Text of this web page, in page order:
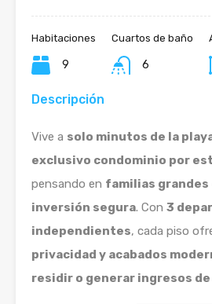
Habitaciones
9
Cuartos de baño
6
Descripción
Vive a solo minutos de la
exclusivo condominio por
pensando en familias grandes
inversión segura. Con 3
independientes, cada piso
privacidad y acabados
residir o generar ingresos